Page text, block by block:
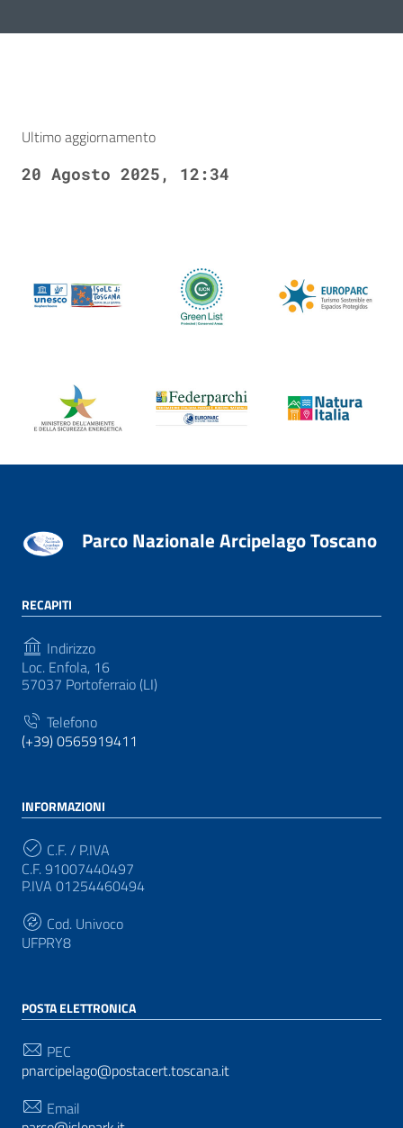
Ultimo aggiornamento
20 Agosto 2025, 12:34
Parco Nazionale Arcipelago Toscano
RECAPITI
Indirizzo
Loc. Enfola, 16
57037 Portoferraio (LI)
Telefono
(+39) 0565919411
INFORMAZIONI
C.F. / P.IVA
C.F. 91007440497
P.IVA 01254460494
Cod. Univoco
UFPRY8
POSTA ELETTRONICA
PEC
pnarcipelago@postacert.toscana.it
Email